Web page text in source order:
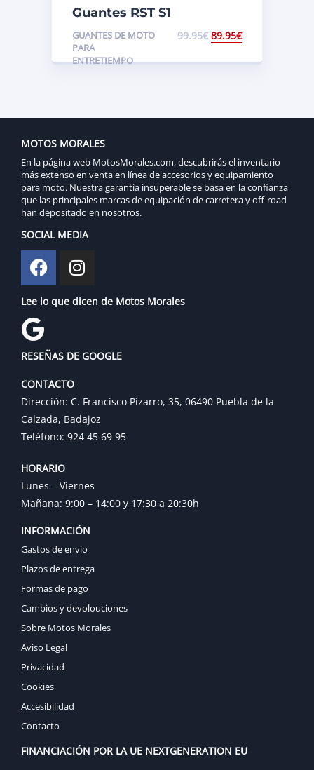
Guantes RST S1
GUANTES DE MOTO
PARA
ENTRETIEMPO
99.95€ 89.95€
MOTOS MORALES
En la página web MotosMorales.com, descubrirás el inventario
más extenso en venta en línea de accesorios y equipamiento
para moto. Nuestra garantía insuperable se basa en la confianza
que las principales marcas de equipación de carretera y off-road
han depositado en nosotros.
SOCIAL MEDIA
Lee lo que dicen de Motos Morales
RESEÑAS DE GOOGLE
CONTACTO
Dirección: C. Francisco Pizarro, 35, 06490 Puebla de la
Calzada, Badajoz
Teléfono: 924 45 69 95
HORARIO
Lunes – Viernes
Mañana: 9:00 – 14:00 y 17:30 a 20:30h
INFORMACIÓN
Gastos de envío
Plazos de entrega
Formas de pago
Cambios y devolouciones
Sobre Motos Morales
Aviso Legal
Privacidad
Cookies
Accesibilidad
Contacto
FINANCIACIÓN POR LA UE NEXTGENERATION EU